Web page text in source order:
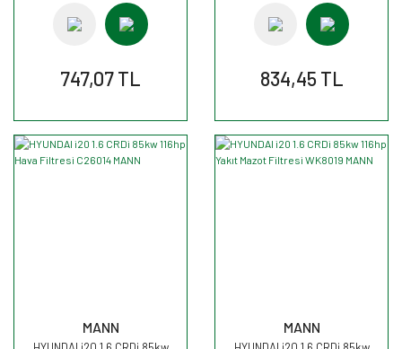
747,07 TL 834,45 TL
MANN MANN